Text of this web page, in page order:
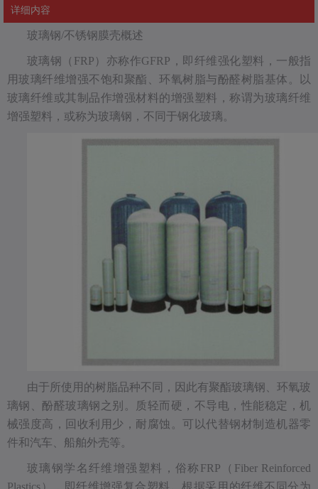
详细内容
玻璃钢/不锈钢膜壳概述
玻璃钢（FRP）亦称作GFRP，即纤维强化塑料，一般指
用玻璃纤维增强不饱和聚酯、环氧树脂与酚醛树脂基体。以
玻璃纤维或其制品作增强材料的增强塑料，称谓为玻璃纤维
增强塑料，或称为玻璃钢，不同于钢化玻璃。
由于所使用的树脂品种不同，因此有聚酯玻璃钢、环氧玻
璃钢、酚醛玻璃钢之别。质轻而硬，不导电，性能稳定，机
械强度高，回收利用少，耐腐蚀。可以代替钢材制造机器零
件和汽车、船舶外壳等。
玻璃钢学名纤维增强塑料，俗称FRP（Fiber Reinforced